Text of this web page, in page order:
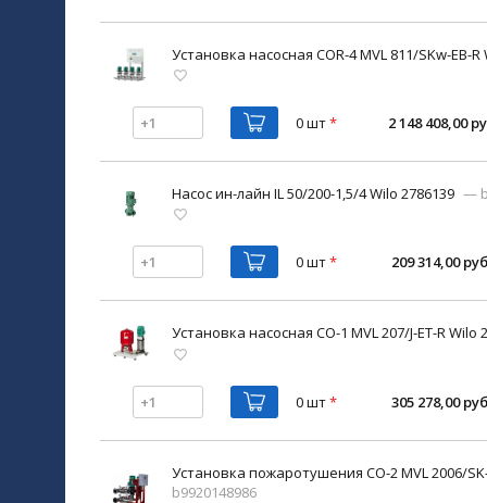
Установка насосная COR-4 MVL 811/SKw-EB-R
0 шт* 2 148 408,00
Насос ин-лайн IL 50/200-1,5/4 Wilo 2786139 —
0 шт* 209 314,00
Установка насосная CO-1 MVL 207/J-ET-R Wilo
0 шт* 305 278,00
Установка пожаротушения CO-2 MVL 2006/SK-
b9920148986